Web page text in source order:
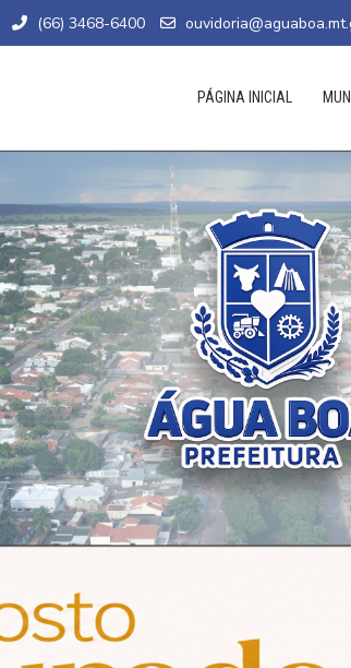
(66) 3468-6400
PÁGINA INICIAL